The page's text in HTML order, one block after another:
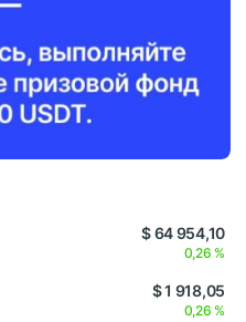
$ 64 954,10
0,26 %
$ 1 918,05
0,26 %